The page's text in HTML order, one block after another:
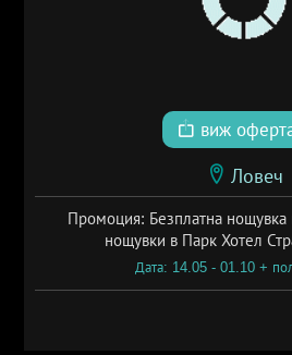
виж
Ловеч
Промоция: Безплатна нощувка
нощувки в Парк Хотел
Дата: 14.05 - 01.10 +